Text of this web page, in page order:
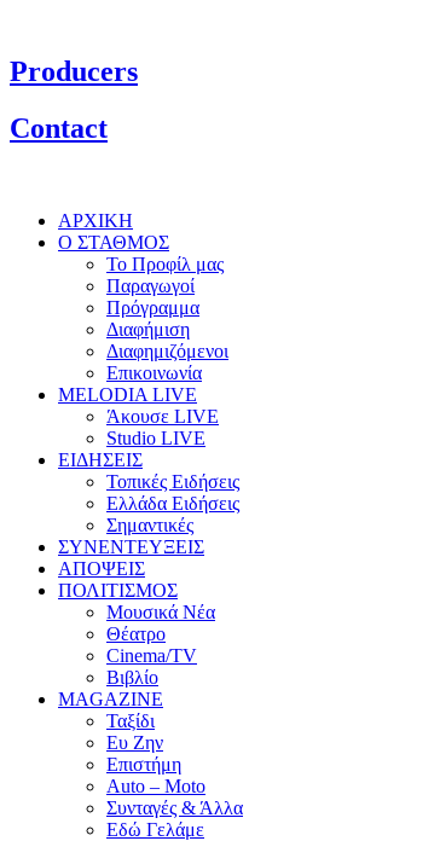
Producers
Contact
ΑΡΧΙΚΗ
Ο ΣΤΑΘΜΟΣ
Το Προφίλ μας
Παραγωγοί
Πρόγραμμα
Διαφήμιση
Διαφημιζόμενοι
Επικοινωνία
MELODIA LIVE
Άκουσε LIVE
Studio LIVE
ΕΙΔΗΣΕΙΣ
Τοπικές Ειδήσεις
Ελλάδα Ειδήσεις
Σημαντικές
ΣΥΝΕΝΤΕΥΞΕΙΣ
ΑΠΟΨΕΙΣ
ΠΟΛΙΤΙΣΜΟΣ
Μουσικά Νέα
Θέατρο
Cinema/TV
Βιβλίο
MAGAZINE
Ταξίδι
Ευ Ζην
Επιστήμη
Auto – Moto
Συνταγές & Άλλα
Εδώ Γελάμε